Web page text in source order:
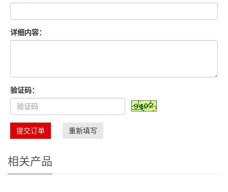
详细内容：
验证码：
提交订单 重新填写
相关产品